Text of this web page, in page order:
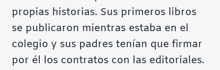
propias historias. Sus primeros libros
se publicaron mientras estaba en el
colegio y sus padres tenían que firmar
por él los contratos con las editoriales.